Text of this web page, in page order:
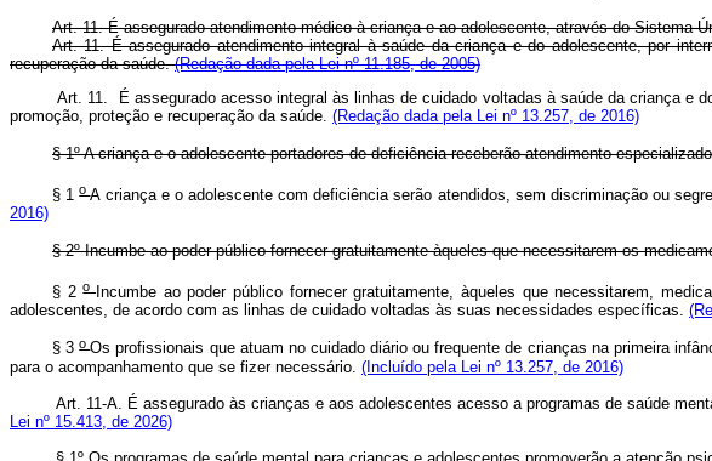
Art. 11. É assegurado atendimento médico à criança e ao adolescente, através do Sistema
Art. 11. É assegurado atendimento integral à saúde da criança e do adolescente, por
recuperação da saúde.(Redação dada pela Lei nº 11.185, de 2005)
Art. 11. É assegurado acesso integral às linhas de cuidado voltadas à saúde da criança e
promoção, proteção e recuperação da saúde. (Redação dada pela Lei nº 13.257, de 2016)
§ 1º A criança e o adolescente portadores de deficiência receberão atendimento
§ 1o A criança e o adolescente com deficiência serão atendidos, sem discriminação ou
2016)
§ 2º Incumbe ao poder público fornecer gratuitamente àqueles que necessitarem os
§ 2o
Incumbe ao poder público fornecer gratuitamente, àqueles que necessitarem,
adolescentes, de acordo com as linhas de cuidado voltadas às suas necessidades específicas.
§ 3oOs profissionais que atuam no cuidado diário ou frequente de crianças na primeira
para o acompanhamento que se fizer necessário. (Incluído pela Lei nº 13.257, de 2016)
Art. 11-A. É assegurado às crianças e aos adolescentes acesso a programas de saúde
Lei nº 15.413, de 2026)